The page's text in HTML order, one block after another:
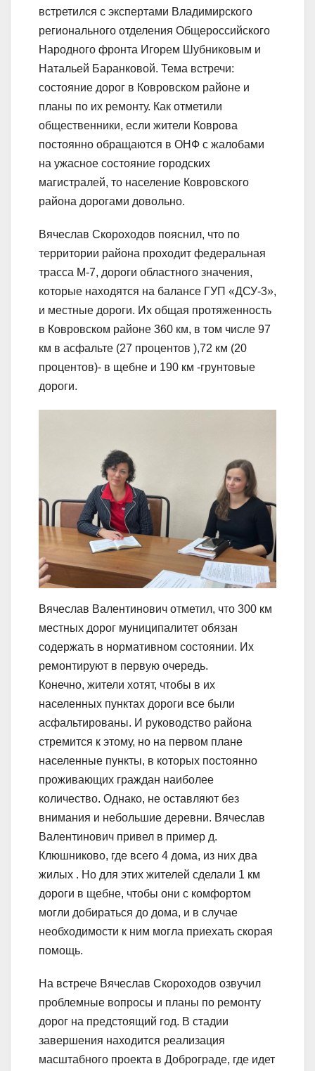
встретился с экспертами Владимирского
регионального отделения Общероссийского
Народного фронта Игорем Шубниковым и
Натальей Баранковой. Тема встречи:
состояние дорог в Ковровском районе и
планы по их ремонту. Как отметили
общественники, если жители Коврова
постоянно обращаются в ОНФ с жалобами
на ужасное состояние городских
магистралей, то население Ковровского
района дорогами довольно.
Вячеслав Скороходов пояснил, что по
территории района проходит федеральная
трасса М-7, дороги областного значения,
которые находятся на балансе ГУП «ДСУ-3»,
и местные дороги. Их общая протяженность
в Ковровском районе 360 км, в том числе 97
км в асфальте (27 процентов ),72 км (20
процентов)- в щебне и 190 км -грунтовые
дороги.
Вячеслав Валентинович отметил, что 300 км
местных дорог муниципалитет обязан
содержать в нормативном состоянии. Их
ремонтируют в первую очередь.
Конечно, жители хотят, чтобы в их
населенных пунктах дороги все были
асфальтированы. И руководство района
стремится к этому, но на первом плане
населенные пункты, в которых постоянно
проживающих граждан наиболее
количество. Однако, не оставляют без
внимания и небольшие деревни. Вячеслав
Валентинович привел в пример д.
Клюшниково, где всего 4 дома, из них два
жилых . Но для этих жителей сделали 1 км
дороги в щебне, чтобы они с комфортом
могли добираться до дома, и в случае
необходимости к ним могла приехать скорая
помощь.
На встрече Вячеслав Скороходов озвучил
проблемные вопросы и планы по ремонту
дорог на предстоящий год. В стадии
завершения находится реализация
масштабного проекта в Доброграде, где идет